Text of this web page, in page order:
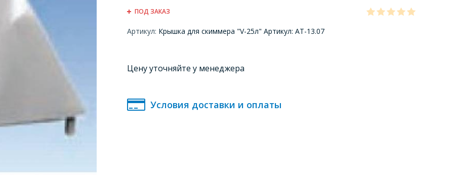
ПОД ЗАКАЗ
Артикул: Крышка для скиммера "V-25л" Артикул: АТ-13.07
Цену уточняйте у менеджера
Условия доставки и оплаты